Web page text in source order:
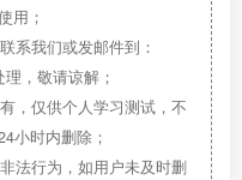
用；
系我们或发邮件到：
，敬请谅解；
，仅供个人学习测试，不
小时内删除；
法行为，如用户未及时删